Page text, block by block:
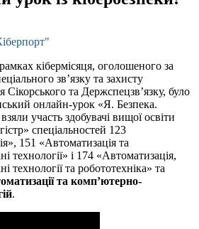
кібермісяця, оголошеного за
зв’язку та захисту
Сікорського та Держспецзв’язку, було
онлайн-урок «Я. Безпека.
участь здобувачі вищої освіти
спеціальностей 123
151 «Автоматизація та
технології» і 174 «Автоматизація,
технології та робототехніка» та
та комп’ютерно-
.